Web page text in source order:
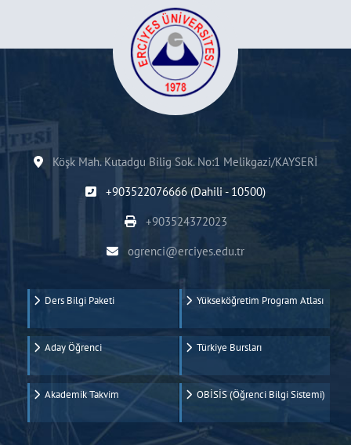
Köşk Mah. Kutadgu Bilig Sok. No:1 Melikgazi/KAYSERİ
+903522076666 (Dahili - 10500)
+903524372023
ogrenci@erciyes.edu.tr
Ders Bilgi Paketi Yükseköğretim Program Atlası
Aday Öğrenci Türkiye Bursları
Akademik Takvim OBİSİS (Öğrenci Bilgi Sistemi)